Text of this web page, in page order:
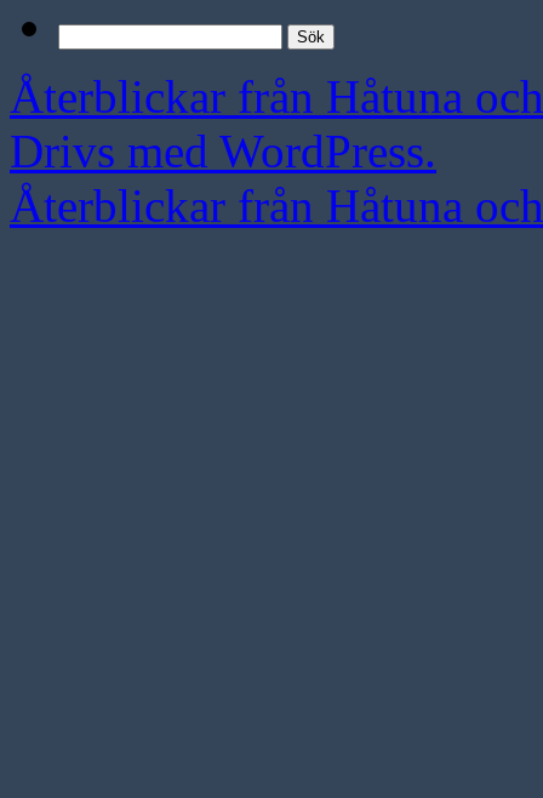
efter:
Återblickar från Håtuna
Drivs med WordPress.
Återblickar från Håtuna